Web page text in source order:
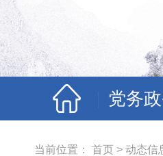
党务
当前位置： 首页 > 动态信